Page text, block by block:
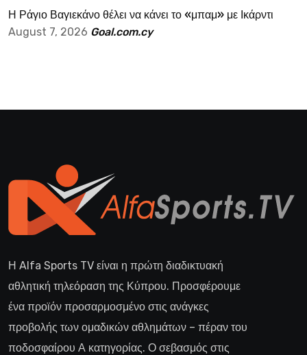
Η Ράγιο Βαγιεκάνο θέλει να κάνει το «μπαμ» με Ικάρντι
August 7, 2026 Goal.com.cy
Η Alfa Sports TV είναι η πρώτη διαδικτυακή
αθλητική τηλεόραση της Κύπρου. Προσφέρουμε
ένα προϊόν προσαρμοσμένο στις ανάγκες
προβολής των ομαδικών αθλημάτων – πέραν του
ποδοσφαίρου Α κατηγορίας. Ο σεβασμός στις